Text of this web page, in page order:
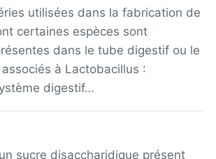
utilisées dans la fabrication de
certaines espèces sont
dans le tube digestif ou le
à Lactobacillus :
digestif…
sucre disaccharidique présent